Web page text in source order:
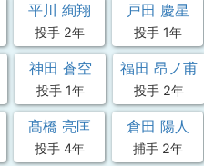
平川 絢翔
投手 2年
戸田 慶星
投手 1年
神田 蒼空
投手 1年
福田 昂ノ甫
投手 2年
髙橋 亮匡
投手 4年
倉田 陽人
捕手 2年